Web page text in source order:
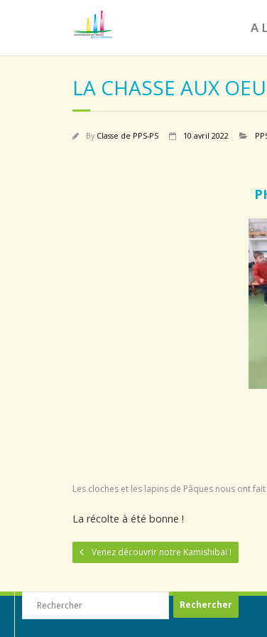
A
LA CHASSE AUX
By Classe de PPS-PS 10 avril 2022
Les cloches et les lapins de Pâques nous ont
La récolte à été bonne !
Venez découvrir notre Kamishibaï !